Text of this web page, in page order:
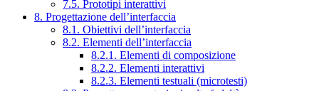
7.5. Prototipi interattivi
8. Progettazione dell’interfaccia
8.1. Obiettivi dell’interfaccia
8.2. Elementi dell’interfaccia
8.2.1. Elementi di composizione
8.2.2. Elementi interattivi
8.2.3. Elementi testuali (microtesti)